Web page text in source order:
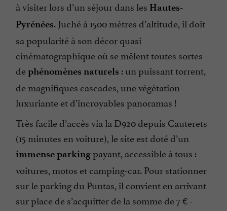
à visiter lors d’un séjour dans les Hautes-
Pyrénées. Juché à 1500 mètres d’altitude, il doit
sa popularité à son décor quasi
cinématographique où se mêlent toutes sortes
dephénomènes naturels : un puissant torrent,
de magnifiques cascades, une végétation
luxuriante et d’incroyables panoramas !
Très facile d’accès via la D920 depuis Cauterets
(15 minutes en voiture), le site est doté d’un
immense parkingpayant, accessible à tous :
voitures, motos et camping-car. Pour stationner
sur le parking du Puntas, il convient en arrivant
sur place de s’acquitter de la somme de 7 € -